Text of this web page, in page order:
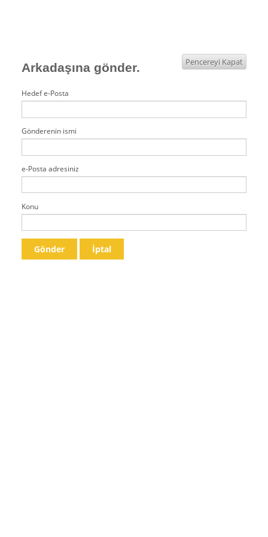
Arkadaşına gönder. Pencereyi Kapat
Hedef e-Posta
Gönderenin ismi
e-Posta adresiniz
Konu
Gönder İptal